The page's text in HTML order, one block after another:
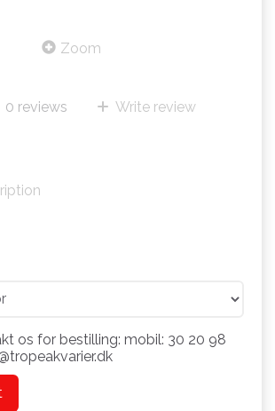
Zoom
0 reviews Write review
os for bestilling: mobil: 30 20 98